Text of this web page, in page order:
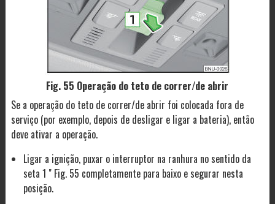
Fig. 55 Operação do teto de correr/de abrir
Se a operação do teto de correr/de abrir foi colocada fora de
serviço (por exemplo, depois de desligar e ligar a bateria), então
deve ativar a operação.
Ligar a ignição, puxar o interruptor na ranhura no sentido da
seta 1 " Fig. 55 completamente para baixo e segurar nesta
posição.